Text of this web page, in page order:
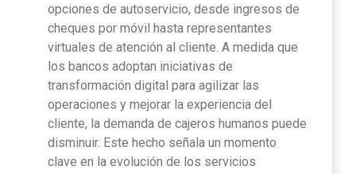
opciones de autoservicio, desde ingresos de
cheques por móvil hasta representantes
virtuales de atención al cliente. A medida que
los bancos adoptan iniciativas de
transformación digital para agilizar las
operaciones y mejorar la experiencia del
cliente, la demanda de cajeros humanos puede
disminuir. Este hecho señala un momento
clave en la evolución de los servicios